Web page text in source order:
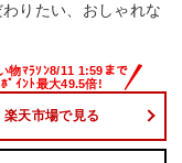
りたい、おしゃれな
楽天市場で見る